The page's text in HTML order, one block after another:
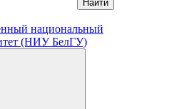
Найти